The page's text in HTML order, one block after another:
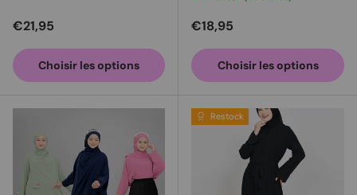
Prix habituel
€21,95
Choisir les options
Prix habituel
€18,95
Choisir les options
Restock